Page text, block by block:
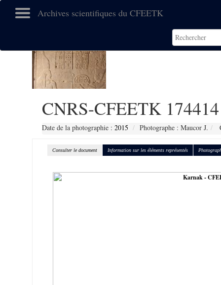
Archives scientifiques du CFEETK
CNRS-CFEETK 174414
Date de la photographie : 2015 Photographe : Maucor J.
Consulter le document Information sur les éléments représentés